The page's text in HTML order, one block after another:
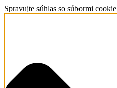
Spravujte súhlas so súbormi cookie